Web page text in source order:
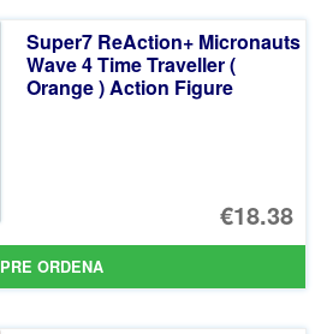
últimos
Super7 ReAction+ Micronauts
Wave 4 Time Traveller (
Orange ) Action Figure
€18.38
PRE ORDENA